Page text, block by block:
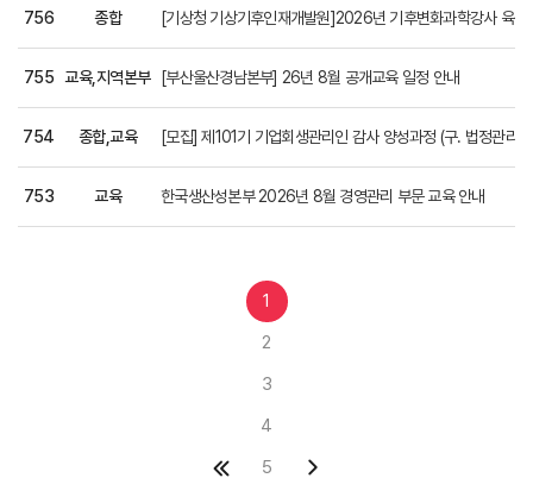
756 종합 [기상청 기상기후인재개발원]2026년 기후변화과학강사 육성
755 교육,지역본부 [부산울산경남본부] 26년 8월 공개교육 일정 안내
754 종합,교육 [모집] 제101기 기업회생관리인 감사 양성과정 (구. 법정관리
753 교육 한국생산성본부 2026년 8월 경영관리 부문 교육 안내
1
2
3
4
5